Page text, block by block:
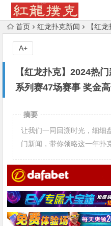
首页 红龙扑克新闻 【红龙扑克
【红龙扑克】2024热
系列赛47场赛事 奖金
A+
摘要
让我们一同回溯时光，细细
门新闻，带你领略这一年扑